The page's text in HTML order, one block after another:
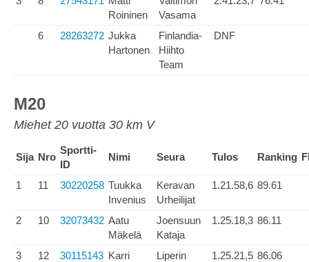
Roininen
Vasama
6 28263272 Jukka
Hartonen
Finlandia-
Hiihto
Team
DNF
M20
Miehet 20 vuotta 30 km V
Sija Nro
Sportti-
ID
Nimi Seura Tulos Ranking
1 11 30220258 Tuukka
Invenius
Keravan
Urheilijat
1.21.58,6 89.61
2 10 32073432 Aatu
Mäkelä
Joensuun
Kataja
1.25.18,3 86.11
3 12 30115143 Karri
Liperin
1.25.21,5 86.06